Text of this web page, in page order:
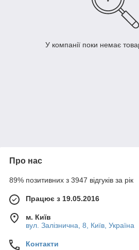
У компанії поки немає
Про нас
89% позитивних з 3947 відгуків за рік
Працює з 19.05.2016
м. Київ
вул. Залізнична, 8, Київ, Україна
Контакти